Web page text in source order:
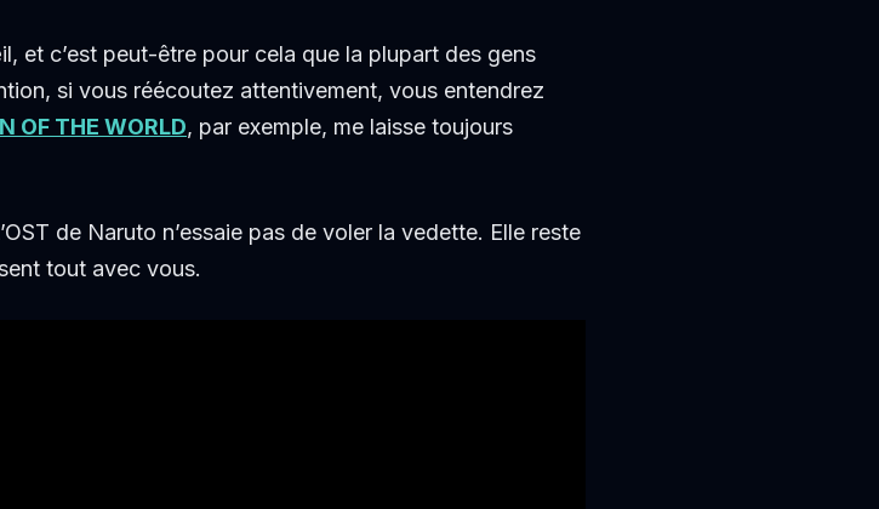
et c’est peut-être pour cela que la plupart des gens
si vous réécoutez attentivement, vous entendrez
OF THE WORLD, par exemple, me laisse toujours
de Naruto n’essaie pas de voler la vedette. Elle reste
tout avec vous.